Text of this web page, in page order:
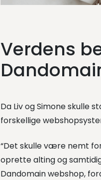
Verdens
Da Liv og Simone skulle
forskellige
“Det skulle være nemt
oprette alting og
Dandomain webshop,